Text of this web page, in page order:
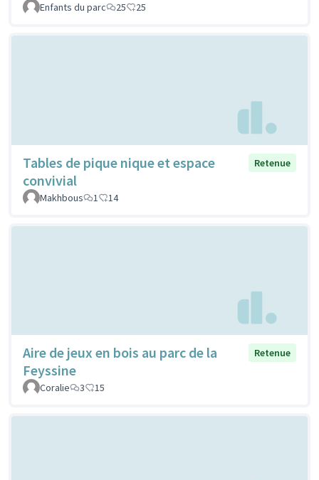
Enfants du parc 25 25
Tables de pique nique et espace
convivial
Retenue
Makhbous 1 14
Aire de jeux en bois au parc de la
Feyssine
Retenue
Coralie 3 15